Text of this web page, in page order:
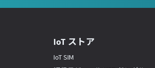
IoT ストア
IoT SIM